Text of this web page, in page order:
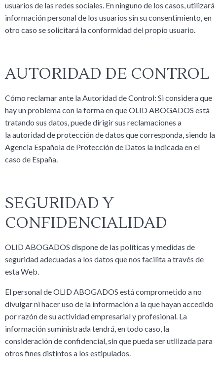
usuarios de las redes sociales. En ninguno de los casos, utilizará
información personal de los usuarios sin su consentimiento, en
otro caso se solicitará la conformidad del propio usuario.
AUTORIDAD DE CONTROL
Cómo reclamar ante la Autoridad de Control: Si considera que
hay un problema con la forma en que OLID ABOGADOS está
tratando sus datos, puede dirigir sus reclamaciones a
la autoridad de protección de datos que corresponda, siendo la
Agencia Española de Protección de Datos la indicada en el
caso de España.
SEGURIDAD Y
CONFIDENCIALIDAD
OLID ABOGADOS dispone de las políticas y medidas de
seguridad adecuadas a los datos que nos facilita a través de
esta Web.
El personal de OLID ABOGADOS está comprometido a no
divulgar ni hacer uso de la información a la que hayan accedido
por razón de su actividad empresarial y profesional. La
información suministrada tendrá, en todo caso, la
consideración de confidencial, sin que pueda ser utilizada para
otros fines distintos a los estipulados.